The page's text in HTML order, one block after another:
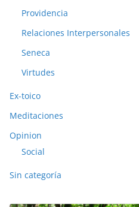
Providencia
Relaciones Interpersonales
Seneca
Virtudes
Ex-toico
Meditaciones
Opinion
Social
Sin categoría